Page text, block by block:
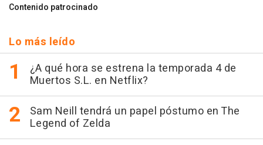
Contenido patrocinado
Lo más leído
¿A qué hora se estrena la temporada 4 de
Muertos S.L. en Netflix?
Sam Neill tendrá un papel póstumo en The
Legend of Zelda